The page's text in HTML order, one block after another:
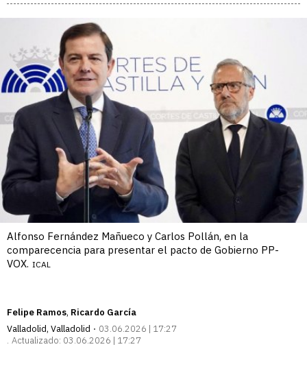
Alfonso Fernández Mañueco y Carlos Pollán, en la
comparecencia para presentar el pacto de Gobierno PP-
VOX. ICAL
Felipe Ramos Ricardo García
Valladolid, Valladolid
03.06.2026 | 17:27
Actualizado: 03.06.2026 | 17:27